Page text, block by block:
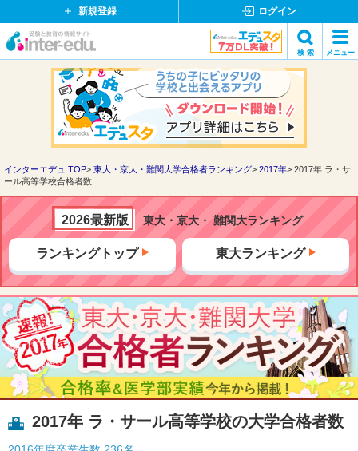
新規登録 ログイン
イ
ド
ッ
ト
検 索 メニュー
検索
インターエデュ TOP 東大・京大・難関大学合格者ランキング 2017年
2017年 ラ・サ
ール高等学校合格者数
2026最新版 東大・京大・ 難関大ランキング
ランキングトップ 東大ランキング
2017年 ラ・サール高等学校の大学合格者数